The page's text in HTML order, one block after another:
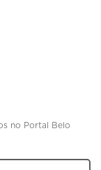
no Portal Belo